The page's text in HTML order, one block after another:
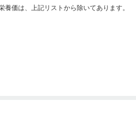
価は、上記リストから除いてあります。